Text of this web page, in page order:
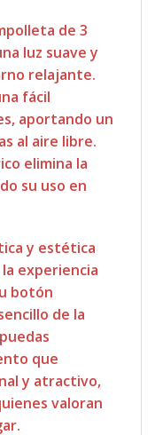
de 3
luz suave y
relajante.
fácil
aportando un
al aire libre.
elimina la
su uso en
y estética
experiencia
botón
de la
que
y atractivo,
valoran